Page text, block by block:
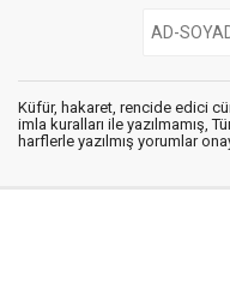
Küfür, hakaret, rencide edici
imla kuralları ile yazılmamış,
harflerle yazılmış yorumlar